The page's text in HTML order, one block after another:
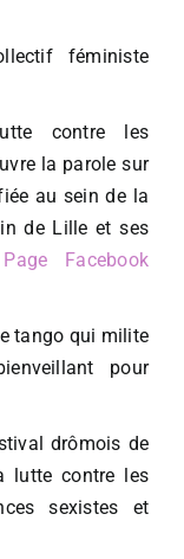
féministe
contre les
la parole sur
au sein de la
de Lille et ses
Page Facebook
tango qui milite
pour
drômois de
lutte contre les
sexistes et